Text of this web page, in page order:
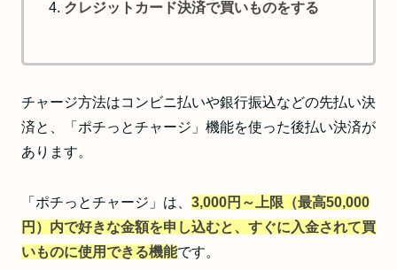
クレジットカード決済で買いものをする
チャージ方法はコンビニ払いや銀行振込などの先払い決
済と、「ポチっとチャージ」機能を使った後払い決済が
あります。
「ポチっとチャージ」は、 3,000円～上限（最高50,000
円）内で好きな金額を申し込むと、すぐに入金されて買
いものに使用できる機能です。